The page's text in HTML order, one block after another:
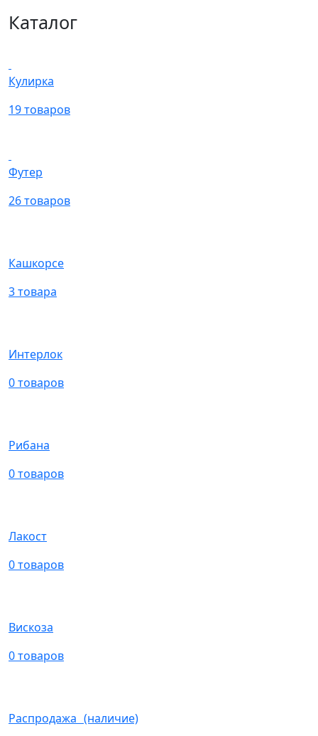
Каталог
Кулирка
19 товаров
Футер
26 товаров
Кашкорсе
3 товара
Интерлок
0 товаров
Рибана
0 товаров
Лакост
0 товаров
Вискоза
0 товаров
Распродажа (наличие)